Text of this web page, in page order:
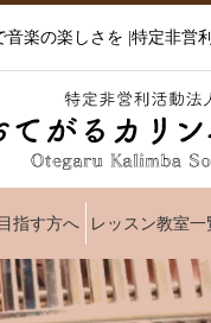
楽の楽しさを |特定非営
指す方へ レッスン教室一